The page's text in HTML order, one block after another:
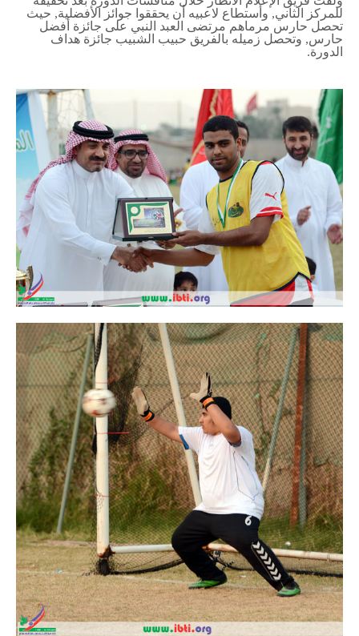
للمركز الثاني, وأستطاع لاعبيه أن يحققوا جوائز الأفضلية, حيث
تحصل حارس مرماهم مرتضى العبد النبي على جائزة أفضل
حارس, وتحصل زميله بالفريق حبيب الشبيب جائزة هداف
الدورة.